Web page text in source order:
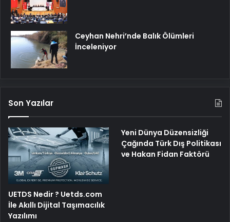
Ceyhan Nehri’nde Balık Ölümleri
İnceleniyor
Son Yazılar
UETDS Nedir ? Uetds.com
İle Akıllı Dijital Taşımacılık
Yazılımı
Yeni Dünya Düzensizliği
Çağında Türk Dış Politikası
ve Hakan Fidan Faktörü